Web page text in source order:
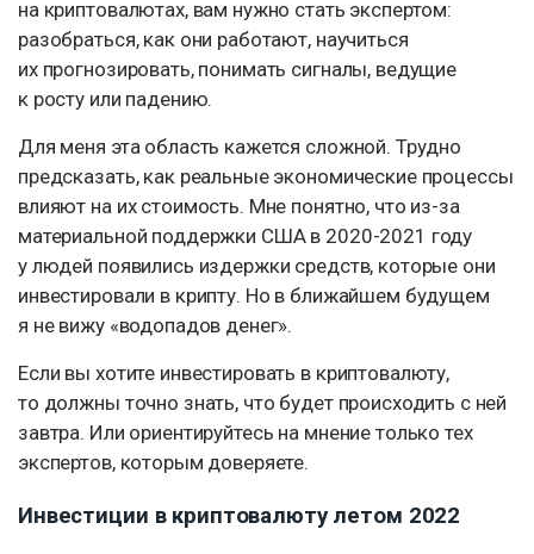
на криптовалютах, вам нужно стать экспертом:
разобраться, как они работают, научиться
их прогнозировать, понимать сигналы, ведущие
к росту или падению.
Для меня эта область кажется сложной. Трудно
предсказать, как реальные экономические процессы
влияют на их стоимость. Мне понятно, что из-за
материальной поддержки США в 2020-2021 году
у людей появились издержки средств, которые они
инвестировали в крипту. Но в ближайшем будущем
я не вижу «водопадов денег».
Если вы хотите инвестировать в криптовалюту,
то должны точно знать, что будет происходить с ней
завтра. Или ориентируйтесь на мнение только тех
экспертов, которым доверяете.
Инвестиции в криптовалюту летом 2022